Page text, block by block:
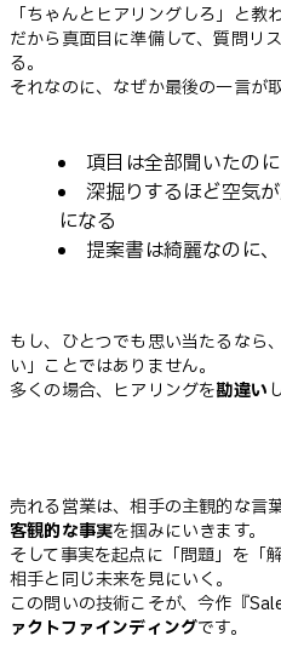
「ちゃんとヒアリングしろ」と教
だから真面目に準備して、質問リ
る。
それなのに、なぜか最後の一言が
項目は全部聞いたの
深掘りするほど空気
になる
提案書は綺麗なのに
もし、ひとつでも思い当たるなら
い」ことではありません。
多くの場合、ヒアリングを勘違い
売れる営業は、相手の主観的な言
客観的な事実を掴みにいきます。
そして事実を起点に「問題」を「
相手と同じ未来を見にいく。
この問いの技術こそが、今作『
ァクトファインディングです。